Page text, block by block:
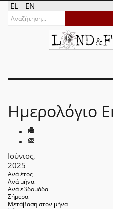
EL EN
Ημερολόγιο
Ιούνιος,
2025
Ανά έτος
Ανά μήνα
Ανά εβδομάδα
Σήμερα
Μετάβαση στον μήνα